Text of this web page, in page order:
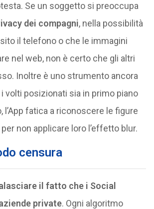
Se un soggetto si preoccupa
dei compagni, nella possibilità
il telefono o che le immagini
nel web, non è certo che gli altri
Inoltre è uno strumento ancora
volti posizionati sia in primo piano
l’App fatica a riconoscere le figure
non applicare loro l’effetto blur.
censura
il fatto che i Social
private. Ogni algoritmo